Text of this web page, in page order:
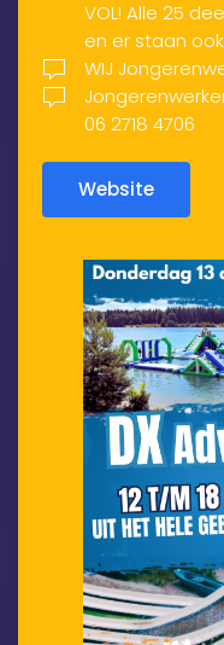
VOL! Alle 25
en er staan
WIJ
06 2718 4706
Website